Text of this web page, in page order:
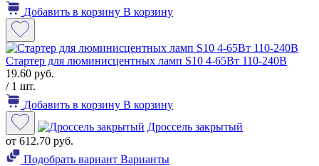
Добавить в корзину В корзину
Стартер для люминисцентных ламп S10 4-65Вт 110-240В
19.60 руб.
/ 1 шт.
Добавить в корзину В корзину
Дроссель закрытый
от 612.70 руб.
Подобрать вариант Варианты